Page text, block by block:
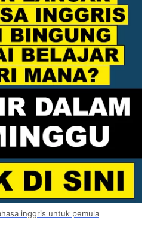
inggris untuk pemula